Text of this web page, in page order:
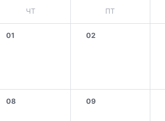
ЧТ ПТ
01 02
08 09